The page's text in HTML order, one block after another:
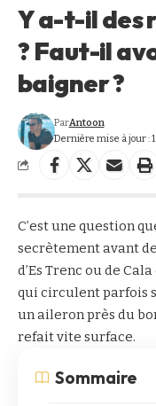
Y a-t-il des
? Faut-il
baigner ?
Dernière mise à jour :
ParAntoon
C’est une question
secrètement avant
d’Es Trenc ou de
qui circulent parfois
un aileron près du
refait vite surface.
Sommaire